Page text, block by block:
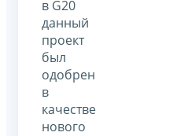
в G20
данный
проект
был
одобрен
в
качестве
нового